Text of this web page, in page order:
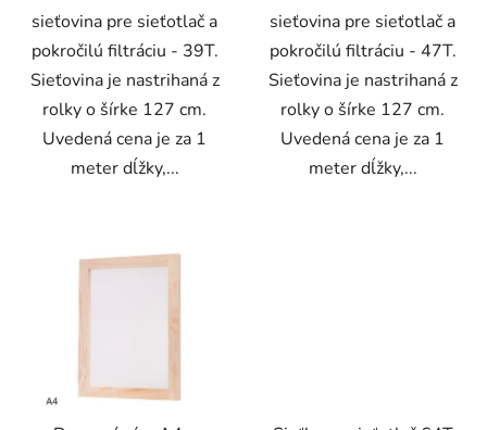
sieťovina pre sieťotlač a
pokročilú filtráciu - 39T.
Sieťovina je nastrihaná z
rolky o šírke 127 cm.
Uvedená cena je za 1
meter dĺžky,...
sieťovina pre sieťotlač a
pokročilú filtráciu - 47T.
Sieťovina je nastrihaná z
rolky o šírke 127 cm.
Uvedená cena je za 1
meter dĺžky,...